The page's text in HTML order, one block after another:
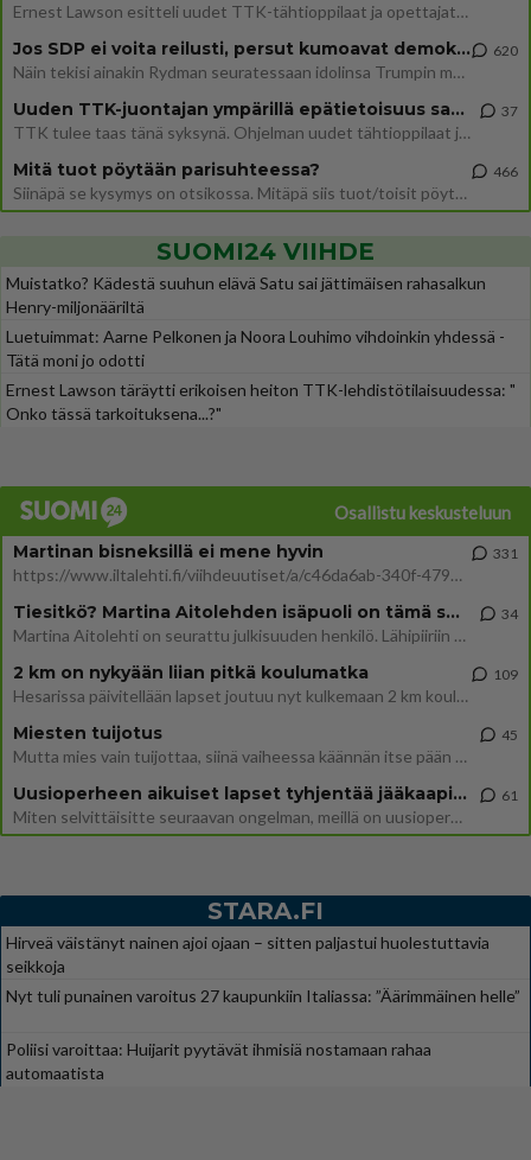
Ernest Lawson esitteli uudet TTK-tähtioppilaat ja opettajat torstaina 6.8. lehdistölle. Tulevalla kaudella on yksi hausk
Jos SDP ei voita reilusti, persut kumoavat demokratian Suomesta
Näin tekisi ainakin Rydman seuratessaan idolinsa Trumpin mallia https://www.is.fi/politiikka/art-2000012187244.html
620
Uuden TTK-juontajan ympärillä epätietoisuus sakenee - Nyt MTV hämmentää soppaa
TTK tulee taas tänä syksynä. Ohjelman uudet tähtioppilaat julkistetaan torstaina 6. elokuuta klo 14 alkavassa lehdistö
37
Mitä tuot pöytään parisuhteessa?
Siinäpä se kysymys on otsikossa. Mitäpä siis tuot/toisit pöytään parisuhteessa? Oletko mies vai nainen? Koetko sen mitä
466
SUOMI24 VIIHDE
Muistatko? Kädestä suuhun elävä Satu sai jättimäisen rahasalkun
Henry-miljonääriltä
Luetuimmat: Aarne Pelkonen ja Noora Louhimo vihdoinkin yhdessä -
Tätä moni jo odotti
Ernest Lawson täräytti erikoisen heiton TTK-lehdistötilaisuudessa: "
Onko tässä tarkoituksena...?"
Osallistu keskusteluun
Martinan bisneksillä ei mene hyvin
https://www.iltalehti.fi/viihdeuutiset/a/c46da6ab-340f-4790-aaa7-0865eed2336 Yrityksen konkurssihakemus on tullut kärä
331
Tiesitkö? Martina Aitolehden isäpuoli on tämä suosittu laulaja
Martina Aitolehti on seurattu julkisuuden henkilö. Lähipiiriin mahtuu muitakin tunnettuja henkilöitä. Tiesitkö, että Ma
34
2 km on nykyään liian pitkä koulumatka
Hesarissa päivitellään lapset joutuu nyt kulkemaan 2 km kouluun jösses. Ruostefillarilla tuo matka menee vaikka miten äk
109
Miesten tuijotus
Mutta mies vain tuijottaa, siinä vaiheessa käännän itse pään pois. Mikä juttu? Yleensä jos joku tuijottaa tai katsoo, hä
45
Uusioperheen aikuiset lapset tyhjentää jääkaapin käydessään
Miten selvittäisitte seuraavan ongelman, meillä on uusioperhe, minulla teini-ikäiset lapset ja puolisolla aikuiset, jotk
61
STARA.FI
Hirveä väistänyt nainen ajoi ojaan – sitten paljastui huolestuttavia
seikkoja
Nyt tuli punainen varoitus 27 kaupunkiin Italiassa: ”Äärimmäinen helle”
Poliisi varoittaa: Huijarit pyytävät ihmisiä nostamaan rahaa
automaatista